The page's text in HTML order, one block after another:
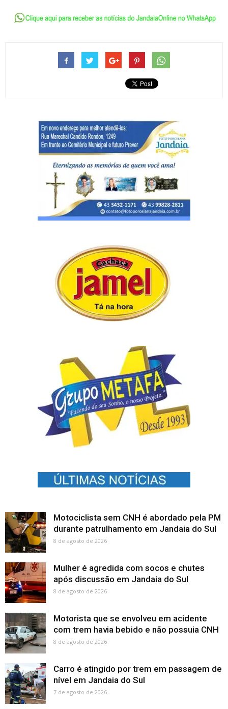
Motociclista sem CNH é abordado pela PM
durante patrulhamento em Jandaia do Sul
8 de agosto de 2026
Mulher é agredida com socos e chutes
após discussão em Jandaia do Sul
8 de agosto de 2026
Motorista que se envolveu em acidente
com trem havia bebido e não possuia CNH
8 de agosto de 2026
Carro é atingido por trem em passagem de
nível em Jandaia do Sul
7 de agosto de 2026